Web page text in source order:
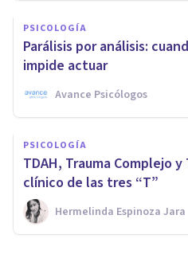
PSICOLOGÍA
Parálisis por análisis:
impide actuar
Avance Psicólogos
PSICOLOGÍA
TDAH, Trauma Complejo
clínico de las tres “T”
Hermelinda Espinoza Jara